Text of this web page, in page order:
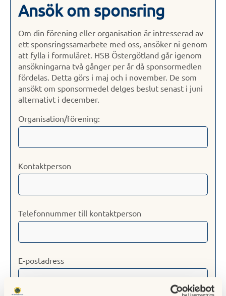
Ansök om sponsring
Om din förening eller organisation är intresserad av
ett sponsringssamarbete med oss, ansöker ni genom
att fylla i formuläret. HSB Östergötland går igenom
ansökningarna två gånger per år då sponsormedlen
fördelas. Detta görs i maj och i november. De som
ansökt om sponsormedel delges beslut senast i juni
alternativt i december.
Organisation/förening:
Kontaktperson
Telefonnummer till kontaktperson
E-postadress